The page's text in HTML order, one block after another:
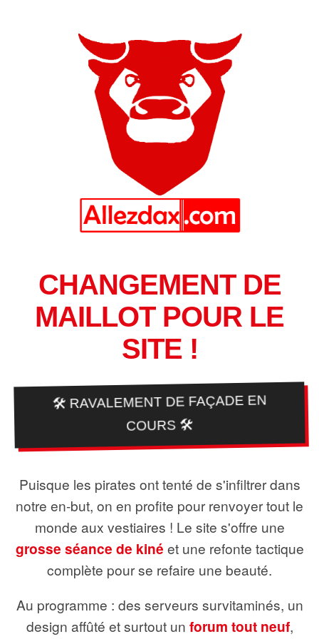
CHANGEMENT DE
MAILLOT POUR LE
SITE !
🛠️ RAVALEMENT DE FAÇADE EN
COURS 🛠️
Puisque les pirates ont tenté de s'infiltrer dans
notre en-but, on en profite pour renvoyer tout le
monde aux vestiaires ! Le site s'offre une
grosse séance de kiné et une refonte tactique
complète pour se refaire une beauté.
Au programme : des serveurs survitaminés, un
design affûté et surtout un forum tout neuf,